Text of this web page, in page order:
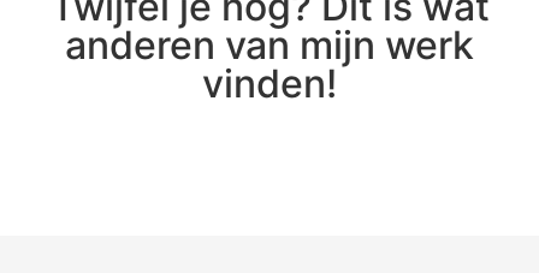
anderen van mijn werk
vinden!